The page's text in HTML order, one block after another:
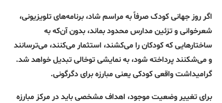
اگر روز جهانی کودک صرفاً به مراسم شاد، برنامه‌های تلویزیونی،
شعرخوانی و تزئین مدارس محدود بماند، بدون آن‌که به
ساختارهایی که کودکان را می‌کشند، استثمار می‌کنند، می‌ترسانند
و می‌شکنند پرداخته شود، به نمایشی توخالی تبدیل خواهد شد.
گرامیداشت واقعی کودکی یعنی مبارزه برای دگرگونی.
برای تغییر وضعیت موجود، اهداف مشخصی باید در مرکز مبارزه